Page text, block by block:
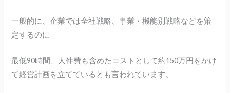
一般的に、企業では全社戦略、事業・機能別戦略などを策
定するのに
最低90時間、人件費も含めたコストとして約150万円をかけ
て経営計画を立てているとも言われています。